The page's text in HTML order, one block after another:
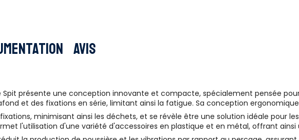
Avis
Spit présente une conception innovante et compacte, spécialement pensée
et des fixations en série, limitant ainsi la fatigue. Sa conception
minimisant ainsi les déchets, et se révèle être une solution idéale pour
l'utilisation d'une variété d'accessoires en plastique et en métal, offrant